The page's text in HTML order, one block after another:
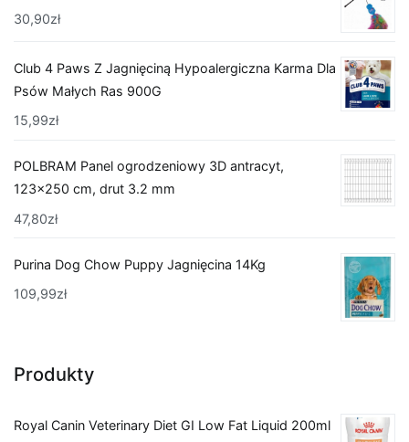
30,90zł
Club 4 Paws Z Jagnięciną Hypoalergiczna Karma Dla
Psów Małych Ras 900G
15,99zł
POLBRAM Panel ogrodzeniowy 3D antracyt,
123x250 cm, drut 3.2 mm
47,80zł
Purina Dog Chow Puppy Jagnięcina 14Kg
109,99zł
Produkty
Royal Canin Veterinary Diet GI Low Fat Liquid 200ml